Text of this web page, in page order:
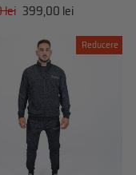
lei Pret
vanzare
399,00 lei
Reducere